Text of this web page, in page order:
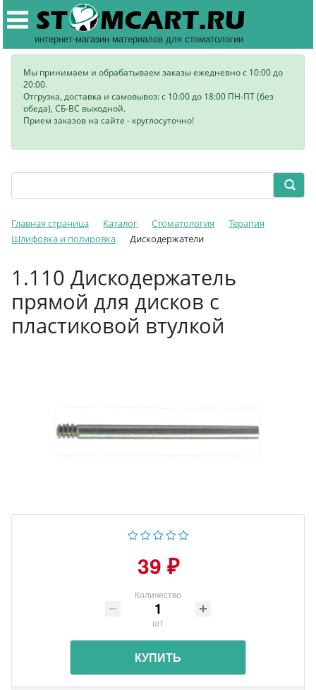
интернет-магазин материалов для стоматологии
Мы принимаем и обрабатываем заказы ежедневно с 10:00 до
20:00.
Отгрузка, доставка и самовывоз: с 10:00 до 18:00 ПН-ПТ (без
обеда), СБ-ВС выходной.
Прием заказов на сайте - круглосуточно!
Главная страница Каталог Стоматология
Терапия
Шлифовка и полировка
Дискодержатели
1.110 Дискодержатель
прямой для дисков с
пластиковой втулкой
39 ₽
Количество
шт
КУПИТЬ